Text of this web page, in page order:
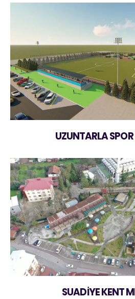
UZUNTARLA SPOR
SUADİYE KENT